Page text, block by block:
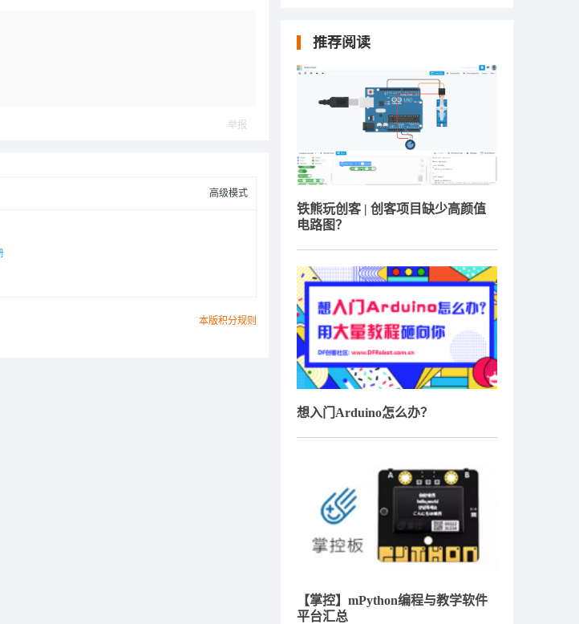
举报
高级模式
本版积分规则
推荐阅读
铁熊玩创客 | 创客项目缺少高颜值
电路图？
想入门Arduino怎么办？
【掌控】mPython编程与教学软件
平台汇总